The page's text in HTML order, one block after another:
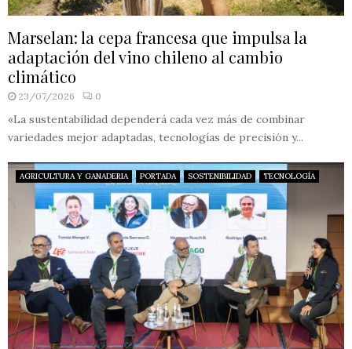
Marselan: la cepa francesa que impulsa la
adaptación del vino chileno al cambio
climático
23/07/2026 0
«La sustentabilidad dependerá cada vez más de combinar
variedades mejor adaptadas, tecnologías de precisión y...
AGRICULTURA Y GANADERIA PORTADA SOSTENIBILIDAD TECNOLOGÍA